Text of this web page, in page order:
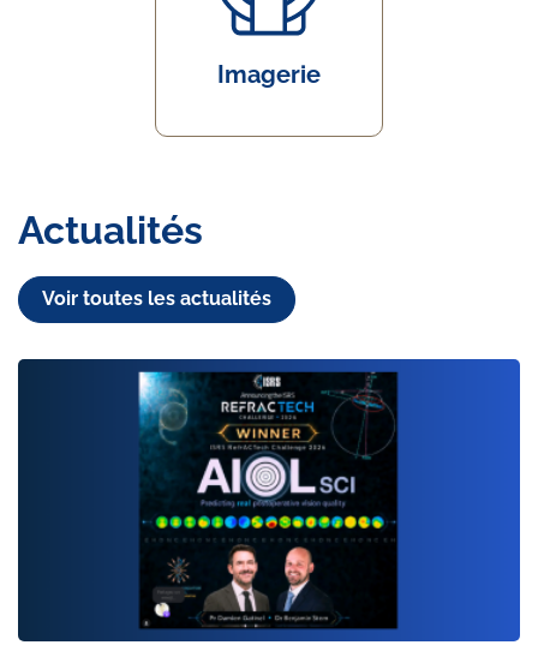
Imagerie
Actualités
Voir toutes les actualités